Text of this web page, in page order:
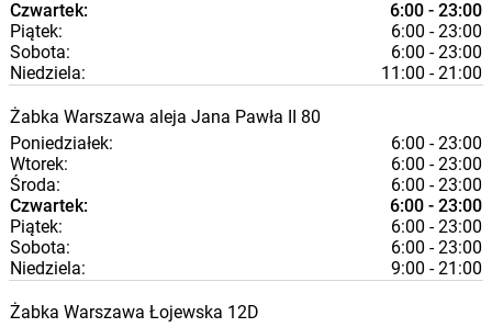
Czwartek:
6:00 - 23:00
Piątek:
6:00 - 23:00
Sobota:
6:00 - 23:00
Niedziela:
11:00 - 21:00
Żabka Warszawa aleja Jana Pawła II 80
Poniedziałek:
6:00 - 23:00
Wtorek:
6:00 - 23:00
Środa:
6:00 - 23:00
Czwartek:
6:00 - 23:00
Piątek:
6:00 - 23:00
Sobota:
6:00 - 23:00
Niedziela:
9:00 - 21:00
Żabka Warszawa Łojewska 12D